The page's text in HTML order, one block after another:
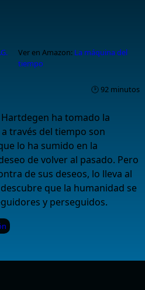
Ver en Amazon: La máquina del
tiempo
🕑 92 minutos
ha tomado la
través del tiempo son
lo ha sumido en la
de volver al pasado. Pero
de sus deseos, lo lleva al
que la humanidad se
y perseguidos.